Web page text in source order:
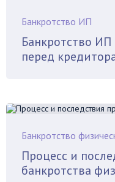
Банкротство ИП
Банкротство
перед
Банкротство
Процесс и
банкротства